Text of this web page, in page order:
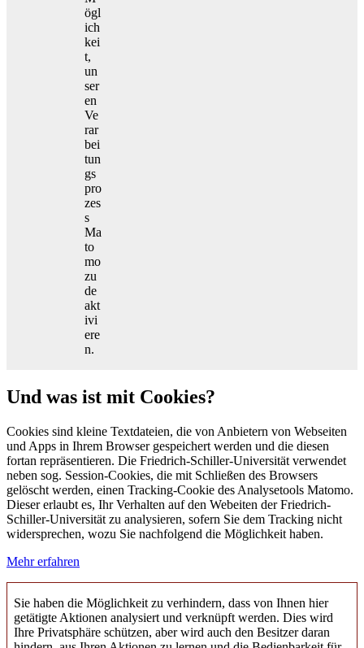
ögl
ich
kei
t,
un
ser
en
Ve
rar
bei
tun
gs
pro
zes
s
Ma
to
mo
zu
de
akt
ivi
ere
n.
Und was ist mit Cookies?
Cookies sind kleine Textdateien, die von Anbietern von Webseiten
und Apps in Ihrem Browser gespeichert werden und die diesen
fortan repräsentieren. Die Friedrich-Schiller-Universität verwendet
neben sog. Session-Cookies, die mit Schließen des Browsers
gelöscht werden, einen Tracking-Cookie des Analysetools Matomo.
Dieser erlaubt es, Ihr Verhalten auf den Webeiten der Friedrich-
Schiller-Universität zu analysieren, sofern Sie dem Tracking nicht
widersprechen, wozu Sie nachfolgend die Möglichkeit haben.
Mehr erfahren